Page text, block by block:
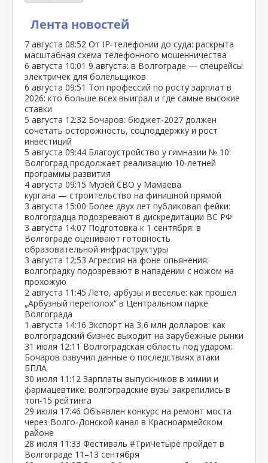
Лента новостей
7 августа 08:52 От IP‑телефонии до суда: раскрыта
масштабная схема телефонного мошенничества
6 августа 10:01 9 августа: в Волгограде — спецрейсы
электричек для болельщиков
6 августа 09:51 Топ профессий по росту зарплат в
2026: кто больше всех выиграл и где самые высокие
ставки
5 августа 12:32 Бочаров: бюджет‑2027 должен
сочетать осторожность, соцподдержку и рост
инвестиций
5 августа 09:44 Благоустройство у гимназии № 10:
Волгоград продолжает реализацию 10‑летней
программы развития
4 августа 09:15 Музей СВО у Мамаева
кургана — строительство на финишной прямой
3 августа 15:00 Более двух лет публиковал фейки:
волгоградца подозревают в дискредитации ВС РФ
3 августа 14:07 Подготовка к 1 сентября: в
Волгограде оценивают готовность
образовательной инфраструктуры
3 августа 12:53 Агрессия на фоне опьянения:
волгоградку подозревают в нападении с ножом на
прохожую
2 августа 11:45 Лето, арбузы и веселье: как прошёл
„Арбузный переполох“ в Центральном парке
Волгограда
1 августа 14:16 Экспорт на 3,6 млн долларов: как
волгоградский бизнес выходит на зарубежные рынки
31 июля 12:11 Волгоградская область под ударом:
Бочаров озвучил данные о последствиях атаки
БПЛА
30 июля 11:12 Зарплаты выпускников в химии и
фармацевтике: волгоградские вузы закрепились в
топ‑15 рейтинга
29 июля 17:46 Объявлен конкурс на ремонт моста
через Волго‑Донской канал в Красноармейском
районе
28 июля 11:33 Фестиваль #ТриЧетыре пройдёт в
Волгограде 11–13 сентября